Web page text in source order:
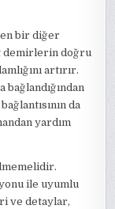
bir diğer
demirlerin doğru
artırır.
da
yardım
ile uyumlu
ve detaylar,